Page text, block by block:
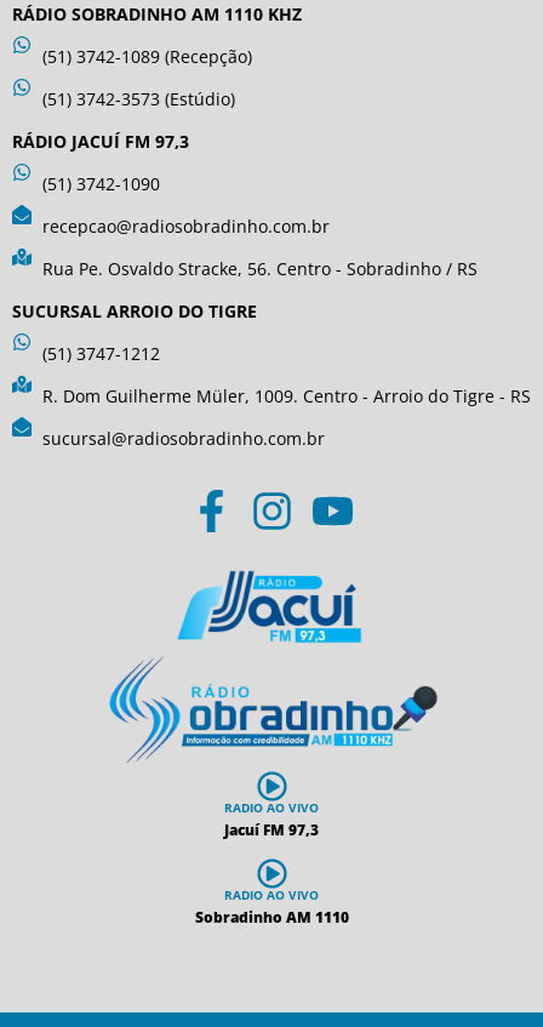
RÁDIO SOBRADINHO AM 1110 KHZ
(51) 3742-1089 (Recepção)
(51) 3742-3573 (Estúdio)
RÁDIO JACUÍ FM 97,3
(51) 3742-1090
recepcao@radiosobradinho.com.br
Rua Pe. Osvaldo Stracke, 56. Centro - Sobradinho / RS
SUCURSAL ARROIO DO TIGRE
(51) 3747-1212
R. Dom Guilherme Müler, 1009. Centro - Arroio do Tigre - RS
sucursal@radiosobradinho.com.br
RADIO AO VIVO
Jacuí FM 97,3
RADIO AO VIVO
Sobradinho AM 1110